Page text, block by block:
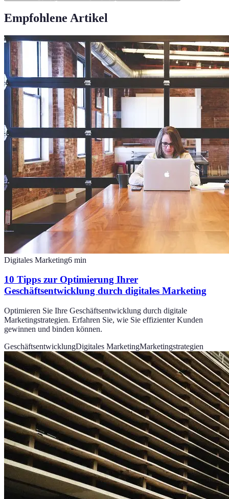
Empfohlene Artikel
Digitales Marketing6 min
10 Tipps zur Optimierung Ihrer
Geschäftsentwicklung durch digitales Marketing
Optimieren Sie Ihre Geschäftsentwicklung durch digitale
Marketingstrategien. Erfahren Sie, wie Sie effizienter Kunden
gewinnen und binden können.
GeschäftsentwicklungDigitales MarketingMarketingstrategien